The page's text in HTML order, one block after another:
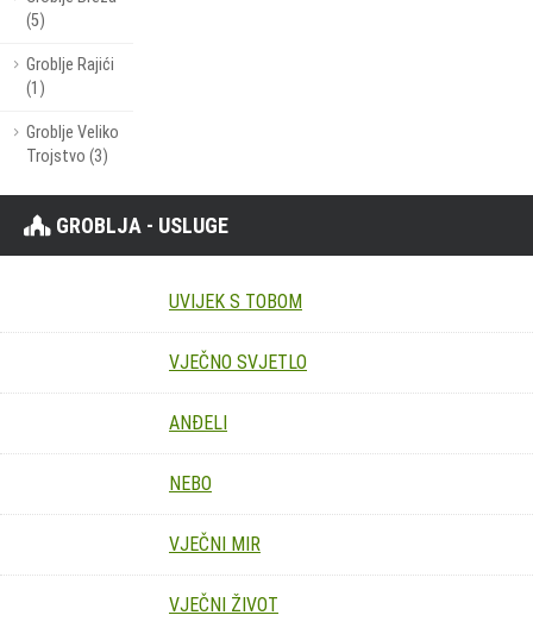
(5)
Groblje Rajići
(1)
Groblje Veliko
Trojstvo (3)
GROBLJA - USLUGE
UVIJEK S TOBOM
VJEČNO SVJETLO
ANĐELI
NEBO
VJEČNI MIR
VJEČNI ŽIVOT